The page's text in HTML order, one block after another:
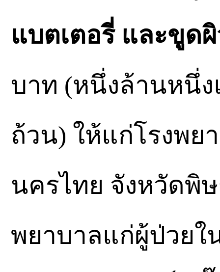
แบตเตอรี่ และขูด
บาท (หนึ่งล้านหนึ่
ถ้วน) ให้แก่โรงพย
นครไทย จังหวัดพิ
พยาบาลแก่ผู้ป่วย